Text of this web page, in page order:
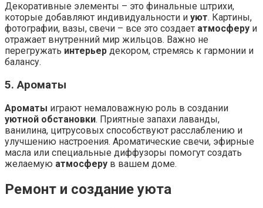
Декоративные элементы – это финальные штрихи,
которые добавляют индивидуальности и уют. Картины,
фотографии, вазы, свечи – все это создает атмосферу и
отражает внутренний мир жильцов. Важно не
перегружать интерьер декором, стремясь к гармонии и
балансу.
5. Ароматы
Ароматы играют немаловажную роль в создании
уютной обстановки. Приятные запахи лаванды,
ванилина, цитрусовых способствуют расслаблению и
улучшению настроения. Ароматические свечи, эфирные
масла или специальные диффузоры помогут создать
желаемую атмосферу в вашем доме.
Ремонт и создание уюта